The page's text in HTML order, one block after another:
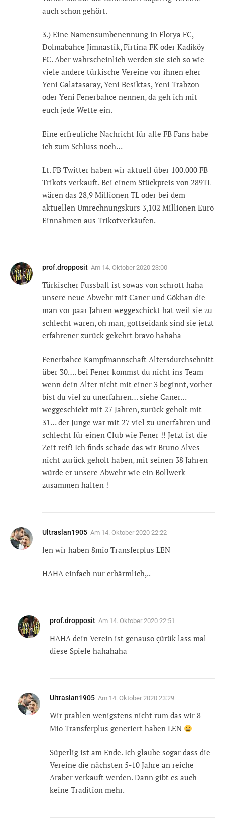
auch schon gehört.
3.) Eine Namensumbenennung in Florya FC,
Dolmabahce Jimnastik, Firtina FK oder Kadiköy
FC. Aber wahrscheinlich werden sie sich so wie
viele andere türkische Vereine vor ihnen eher
Yeni Galatasaray, Yeni Besiktas, Yeni Trabzon
oder Yeni Fenerbahce nennen, da geh ich mit
euch jede Wette ein.
Eine erfreuliche Nachricht für alle FB Fans habe
ich zum Schluss noch…
Lt. FB Twitter haben wir aktuell über 100.000 FB
Trikots verkauft. Bei einem Stückpreis von 289TL
wären das 28,9 Millionen TL oder bei dem
aktuellen Umrechnungskurs 3,102 Millionen Euro
Einnahmen aus Trikotverkäufen.
prof.dropposit Am 14. Oktober 2020 23:00
Türkischer Fussball ist sowas von schrott haha
unsere neue Abwehr mit Caner und Gökhan die
man vor paar Jahren weggeschickt hat weil sie zu
schlecht waren, oh man, gottseidank sind sie jetzt
erfahrener zurück gekehrt bravo hahaha
Fenerbahce Kampfmannschaft Altersdurchschnitt
über 30…. bei Fener kommst du nicht ins Team
wenn dein Alter nicht mit einer 3 beginnt, vorher
bist du viel zu unerfahren… siehe Caner…
weggeschickt mit 27 Jahren, zurück geholt mit
31… der Junge war mit 27 viel zu unerfahren und
schlecht für einen Club wie Fener !! Jetzt ist die
Zeit reif! Ich finds schade das wir Bruno Alves
nicht zurück geholt haben, mit seinen 38 Jahren
würde er unsere Abwehr wie ein Bollwerk
zusammen halten !
Ultraslan1905 Am 14. Oktober 2020 22:22
len wir haben 8mio Transferplus LEN
HAHA einfach nur erbärmlich,..
prof.dropposit Am 14. Oktober 2020 22:51
HAHA dein Verein ist genauso çürük lass mal
diese Spiele hahahaha
Ultraslan1905 Am 14. Oktober 2020 23:29
Wir prahlen wenigstens nicht rum das wir 8
Mio Transferplus generiert haben LEN
Süperlig ist am Ende. Ich glaube sogar dass die
Vereine die nächsten 5-10 Jahre an reiche
Araber verkauft werden. Dann gibt es auch
keine Tradition mehr.